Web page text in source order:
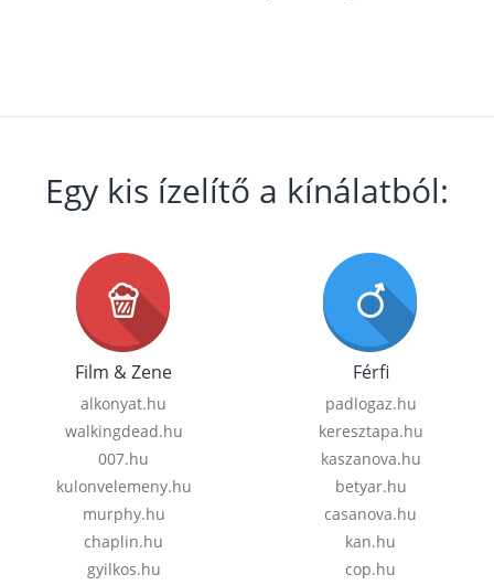
Egy kis ízelítő a kínálatból:
Film & Zene
alkonyat.hu
walkingdead.hu
007.hu
kulonvelemeny.hu
murphy.hu
chaplin.hu
gyilkos.hu
Férfi
padlogaz.hu
keresztapa.hu
kaszanova.hu
betyar.hu
casanova.hu
kan.hu
cop.hu